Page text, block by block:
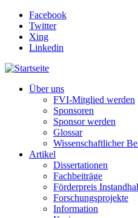
Direkt zum Inhalt
Facebook
Twitter
Xing
Linkedin
Über uns
FVI-Mitglied werden
Sponsoren
Sponsor werden
Glossar
Wissenschaftlicher
Artikel
Dissertationen
Fachbeiträge
Förderpreis
Forschungsprojekte
Information